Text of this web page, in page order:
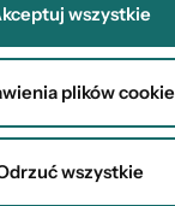
wszystkie
plików cookie
wszystkie
Piłsudskiego